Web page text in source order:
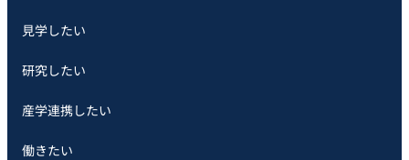
見学したい
研究したい
産学連携したい
働きたい